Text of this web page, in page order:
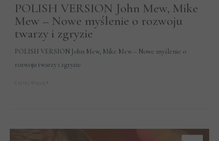
POLISH VERSION John Mew, Mike
Mew – Nowe myślenie o rozwoju
twarzy i zgryzie
POLISH VERSION John Mew, Mike Mew – Nowe myślenie o
rozwoju twarzy i zgryzie